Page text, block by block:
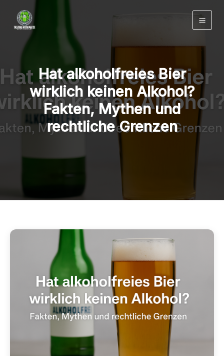
Inhalt
springen
Hat alkoholfreies Bier
wirklich keinen Alkohol?
Fakten, Mythen und
rechtliche Grenzen